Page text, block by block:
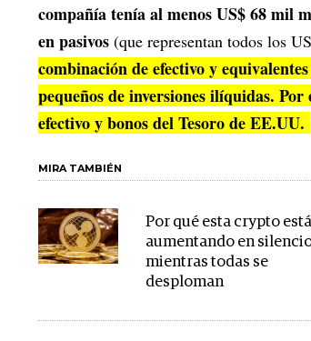
compañía tenía al menos US$ 68 mil
en pasivos (que representan todos los
combinación de efectivo y
pequeños de inversiones ilíquidas.
efectivo y bonos del Tesoro de EE.UU.
MIRA TAMBIÉN
Por qué esta crypto está
aumentando en
mientras todas se
desploman